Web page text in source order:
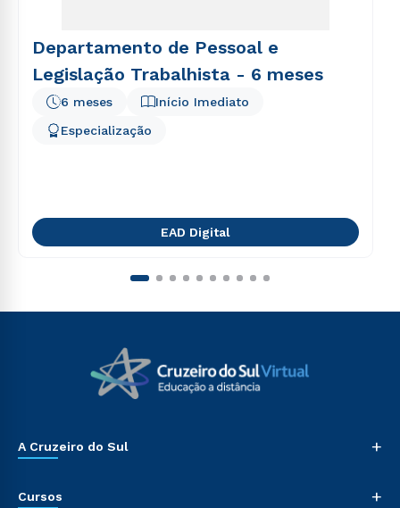
Departamento de Pessoal e
Legislação Trabalhista - 6 meses
Início Imediato
6 meses
Especialização
EAD Digital
A Cruzeiro do Sul +
Cursos +